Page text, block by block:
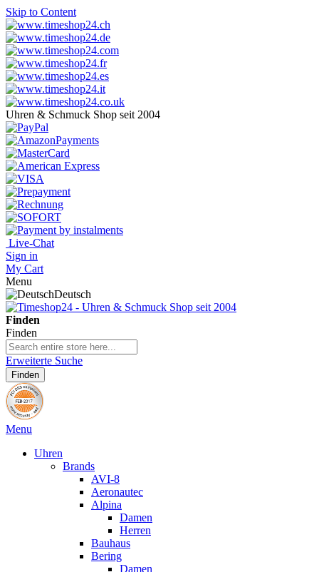
Skip to Content
Uhren & Schmuck Shop seit 2004
Live-Chat
Sign in
My Cart
Menu
Deutsch
Finden
Finden
Erweiterte Suche
Finden
Menu
Uhren
Brands
AVI-8
Aeronautec
Alpina
Damen
Herren
Bauhaus
Bering
Damen